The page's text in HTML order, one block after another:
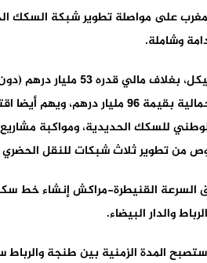
على مواصلة تطوير شبكة السكك
وشاملة.
ويشكل هذا المشروع
تطوير ثلاث شبكات للنقل الحضري
القنيطرة-مراكش إنشاء خط
والدار البيضاء.
المدة الزمنية بين طنجة